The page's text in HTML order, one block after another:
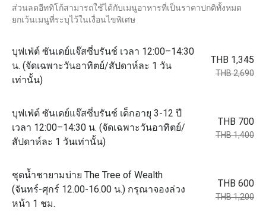
ส่วนลดอีททิโก้สามารถใช้ได้กับเมนูอาหารที่เป็นราคาปกติทั้งหมด
ยกเว้นเมนูที่ระบุไว้ในเงื่อนไขพิเศษ
บุฟเฟ่ต์ ซันเดย์แจ๊สซี่บรันช์ เวลา 12:00–14:30
น. (จัดเฉพาะวันอาทิตย์/สัปดาห์ละ 1 วัน
เท่านั้น)
THB 1,345
THB 2,690
บุฟเฟ่ต์ ซันเดย์แจ๊สซี่บรันช์ เด็กอายุ 3-12 ปี
เวลา 12:00–14:30 น. (จัดเฉพาะวันอาทิตย์/
สัปดาห์ละ 1 วันเท่านั้น)
THB 700
THB 1,400
ชุดน้ำชายามบ่าย The Tree of Wealth
(จันทร์-ศุกร์ 12.00-16.00 น.) กรุณาจองล่วง
หน้า 1 ชม.
THB 600
THB 1,200